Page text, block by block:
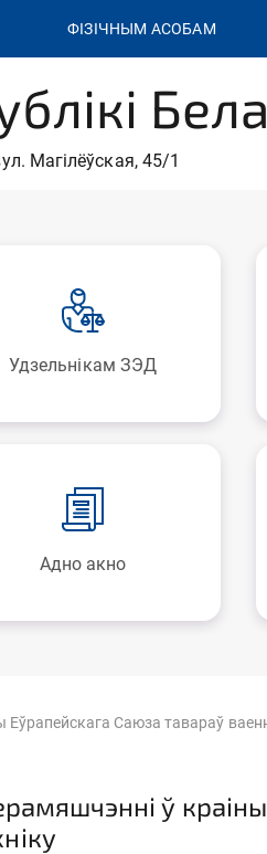
ФІЗІЧНЫМ АСОБАМ
Магілёўская, 45/1
Удзельнікам ЗЭД
Адно акно
Еўрапейскага Саюза тавараў
ў